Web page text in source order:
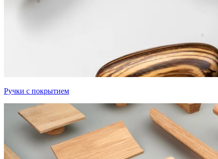
Ручки с покрытием